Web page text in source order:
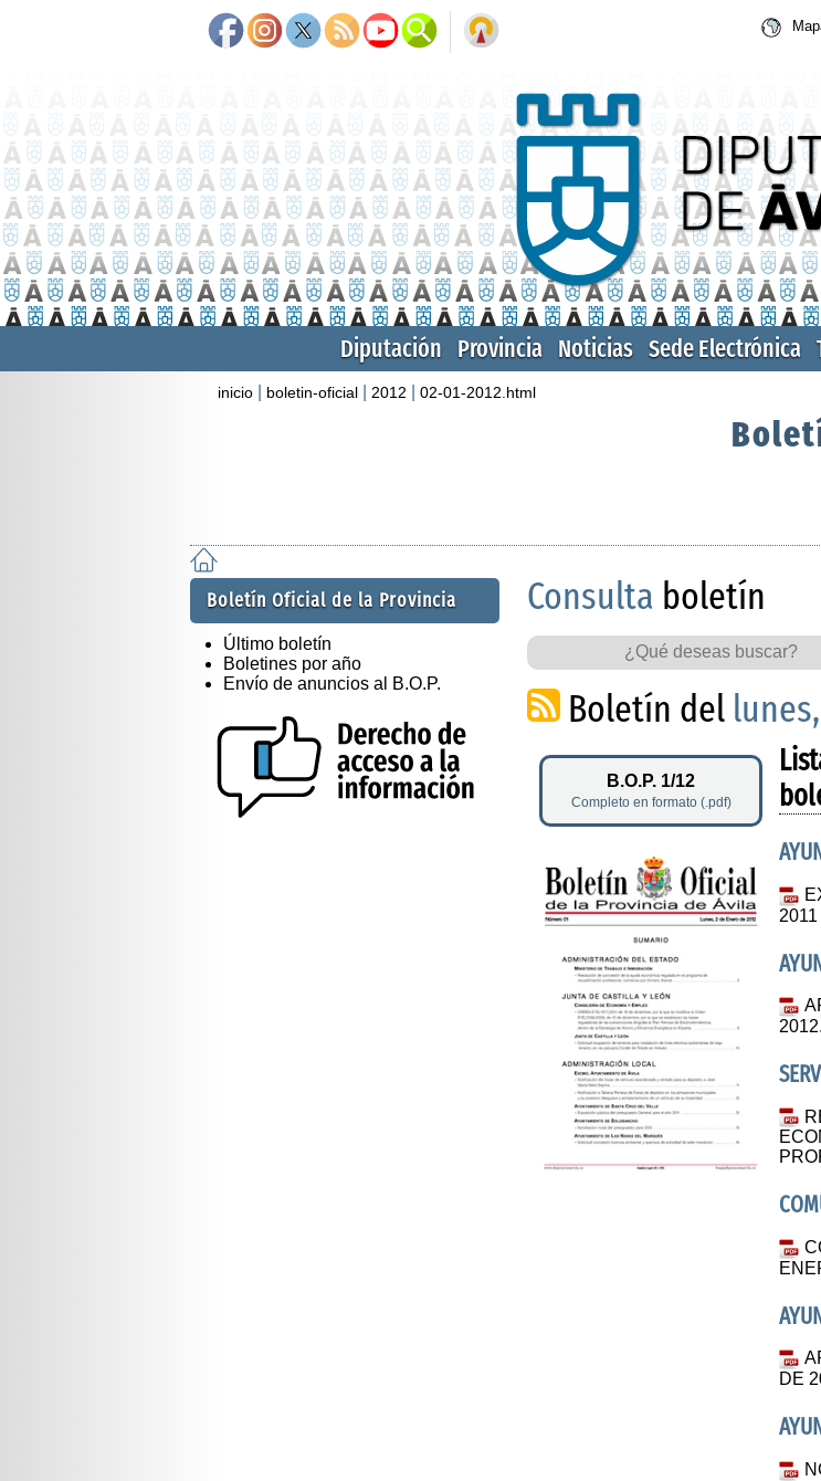
Diputación Provincia Noticias Sede Electrónica
inicio boletin-oficial 2012 02-01-2012.html
Boletín Oficial de la Provincia
Último boletín
Boletines por año
Envío de anuncios al B.O.P.
Consulta boletín
Boletín del
B.O.P. 1/12
Completo en formato (.pdf)
2011
2012.
DE